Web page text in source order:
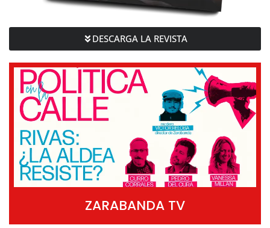
DESCARGA LA REVISTA
ZARABANDA TV